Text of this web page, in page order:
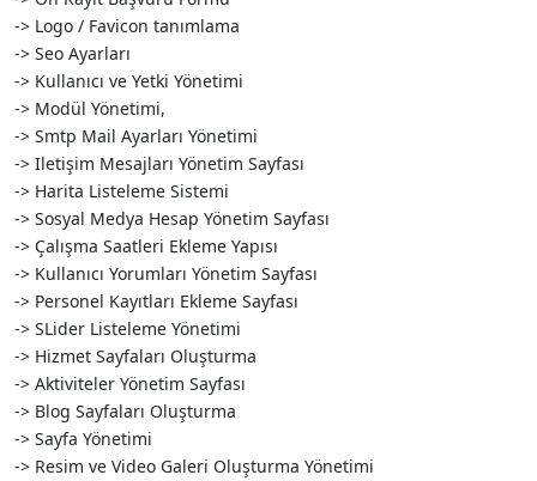
-> Logo / Favicon tanımlama
-> Seo Ayarları
-> Kullanıcı ve Yetki Yönetimi
-> Modül Yönetimi,
-> Smtp Mail Ayarları Yönetimi
-> Iletişim Mesajları Yönetim Sayfası
-> Harita Listeleme Sistemi
-> Sosyal Medya Hesap Yönetim Sayfası
-> Çalışma Saatleri Ekleme Yapısı
-> Kullanıcı Yorumları Yönetim Sayfası
-> Personel Kayıtları Ekleme Sayfası
-> SLider Listeleme Yönetimi
-> Hizmet Sayfaları Oluşturma
-> Aktiviteler Yönetim Sayfası
-> Blog Sayfaları Oluşturma
-> Sayfa Yönetimi
-> Resim ve Video Galeri Oluşturma Yönetimi